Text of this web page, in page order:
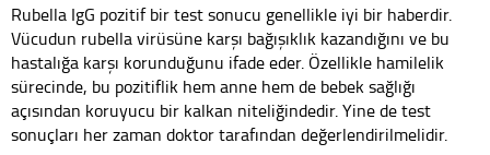
Rubella IgG pozitif bir test sonucu genellikle iyi bir haberdir.
Vücudun rubella virüsüne karşı bağışıklık kazandığını ve bu
hastalığa karşı korunduğunu ifade eder. Özellikle hamilelik
sürecinde, bu pozitiflik hem anne hem de bebek sağlığı
açısından koruyucu bir kalkan niteliğindedir. Yine de test
sonuçları her zaman doktor tarafından değerlendirilmelidir.